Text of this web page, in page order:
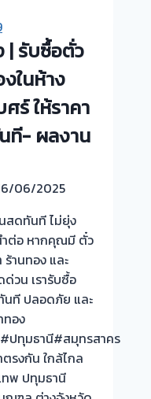
| รับซื้อตั่ว
ในห้าง
ร์ ให้ราคา
ที- ผลงาน
06/2025
นสดทันที ไม่ยุ่ง
ำต่อ หากคุณมี ตั๋ว
ร้านทอง และ
วน เรารับซื้อ
นที ปลอดภัย และ
ทอง
ทุมธานี#สมุทรสาคร
ตรงกัน ใกล้ไกล
พ ปทุมธานี